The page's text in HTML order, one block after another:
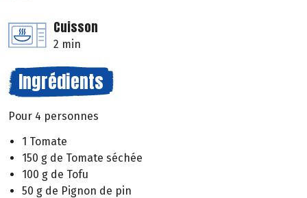
Cuisson
2 min
Ingrédients
Pour 4 personnes
1 Tomate
150 g de Tomate séchée
100 g de Tofu
50 g de Pignon de pin